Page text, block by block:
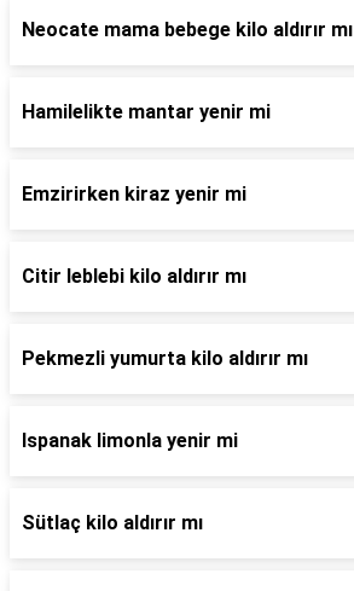
Neocate mama bebege kilo aldırır mı
Hamilelikte mantar yenir mi
Emzirirken kiraz yenir mi
Citir leblebi kilo aldırır mı
Pekmezli yumurta kilo aldırır mı
Ispanak limonla yenir mi
Sütlaç kilo aldırır mı